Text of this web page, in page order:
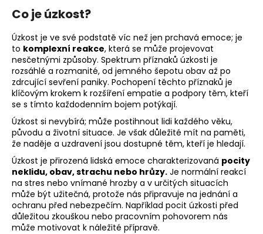
Co je úzkost?
Úzkost je ve své podstatě víc než jen prchavá emoce; je
to komplexní reakce, která se může projevovat
nesčetnými způsoby. Spektrum příznaků úzkosti je
rozsáhlé a rozmanité, od jemného šepotu obav až po
zdrcující sevření paniky. Pochopení těchto příznaků je
klíčovým krokem k rozšíření empatie a podpory těm, kteří
se s tímto každodenním bojem potýkají.
Úzkost si nevybírá; může postihnout lidi každého věku,
původu a životní situace. Je však důležité mít na paměti,
že naděje a uzdravení jsou dostupné těm, kteří je hledají.
Úzkost je přirozená lidská emoce charakterizovaná pocity
neklidu, obav, strachu nebo hrůzy. Je normální reakcí
na stres nebo vnímané hrozby a v určitých situacích
může být užitečná, protože nás připravuje na jednání a
ochranu před nebezpečím. Například pocit úzkosti před
důležitou zkouškou nebo pracovním pohovorem nás
může motivovat k náležité přípravě.
D
o
p
o
r
u
č
u
j
e
m
e